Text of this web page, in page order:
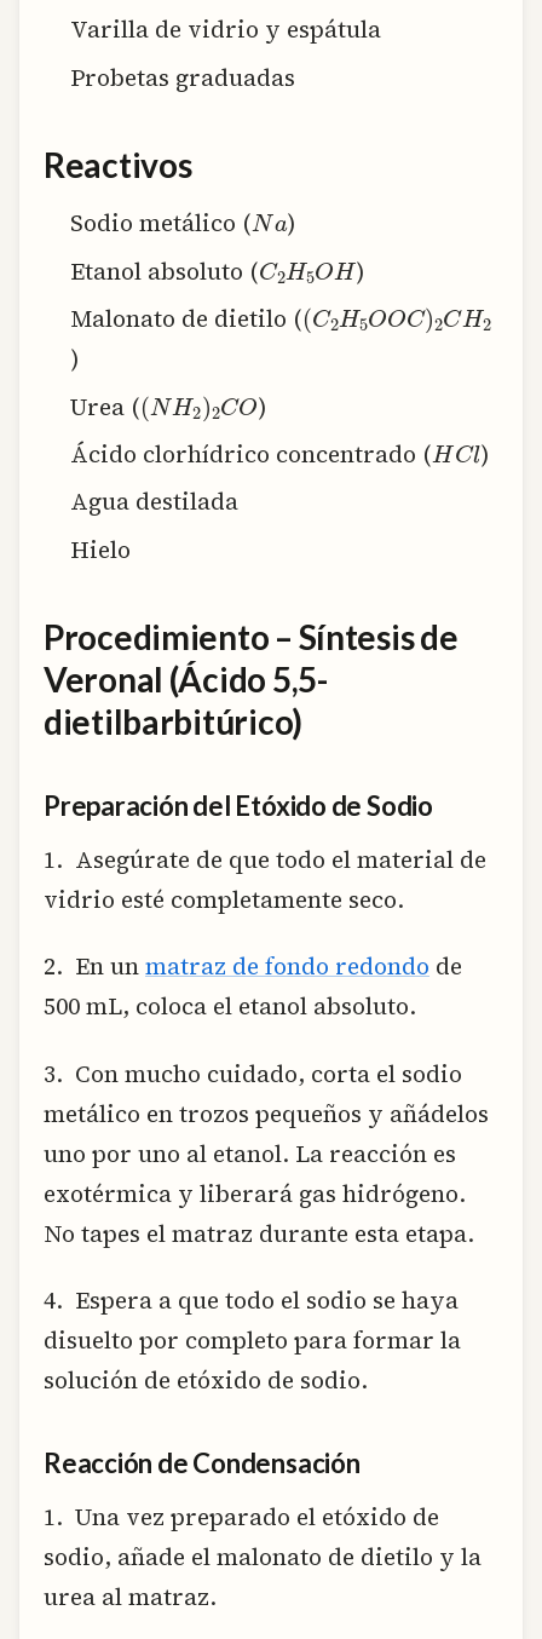
Varilla de vidrio y espátula
Probetas graduadas
Reactivos
Sodio metálico (
)
Etanol absoluto (
2
)
Malonato de dietilo (
)
Urea (
)
Ácido clorhídrico concentrado (
)
Agua destilada
Hielo
Procedimiento – Síntesis de
Veronal (Ácido 5,5-
dietilbarbitúrico)
Preparación del Etóxido de Sodio
1. Asegúrate de que todo el material de
vidrio esté completamente seco.
2. En unmatraz de fondo redondo de
500 mL, coloca el etanol absoluto.
3. Con mucho cuidado, corta el sodio
metálico en trozos pequeños y añádelos
uno por uno al etanol. La reacción es
exotérmica y liberará gas hidrógeno.
No tapes el matraz durante esta etapa.
4. Espera a que todo el sodio se haya
disuelto por completo para formar la
solución de etóxido de sodio.
Reacción de Condensación
1. Una vez preparado el etóxido de
sodio, añade el malonato de dietilo y la
urea al matraz.